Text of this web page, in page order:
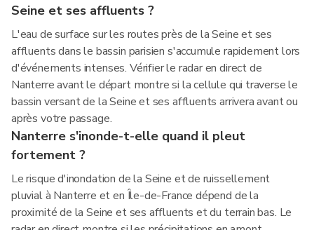
Seine et ses affluents ?
L'eau de surface sur les routes près de la Seine et ses
affluents dans le bassin parisien s'accumule rapidement lors
d'événements intenses. Vérifier le radar en direct de
Nanterre avant le départ montre si la cellule qui traverse le
bassin versant de la Seine et ses affluents arrivera avant ou
après votre passage.
Nanterre s'inonde-t-elle quand il pleut
fortement ?
Le risque d'inondation de la Seine et de ruissellement
pluvial à Nanterre et en Île-de-France dépend de la
proximité de la Seine et ses affluents et du terrain bas. Le